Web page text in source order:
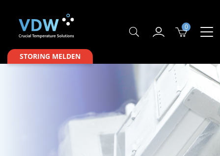
Producten
Branches
Service & Onderhoud
0
STORING MELDEN